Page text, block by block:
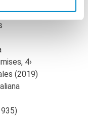
4›
4›
(2019)